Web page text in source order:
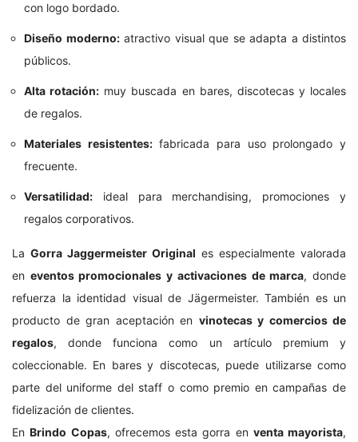
con logo bordado.
Diseño moderno:atractivo visual que se adapta a distintos
públicos.
Alta rotación: muy buscada en bares, discotecas y locales
de regalos.
Materiales resistentes:fabricada para uso prolongado y
frecuente.
Versatilidad: ideal para merchandising, promociones y
regalos corporativos.
La Gorra Jaggermeister Original es especialmente valorada
en eventos promocionales y activaciones de marca, donde
refuerza la identidad visual de Jägermeister. También es un
producto de gran aceptación en vinotecas y comercios de
regalos, donde funciona como un artículo premium y
coleccionable. En bares y discotecas, puede utilizarse como
parte del uniforme del staff o como premio en campañas de
fidelización de clientes.
EnBrindo Copas, ofrecemos esta gorra en venta mayorista,